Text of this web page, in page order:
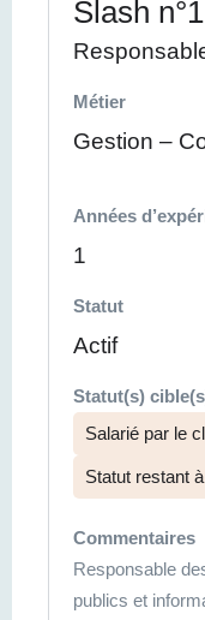
Slash n°1
Métier
Gestion –
Années
1
Statut
Actif
Statut(s)
Salarié par le
Statut restant
Commentaires
Responsable
publics et